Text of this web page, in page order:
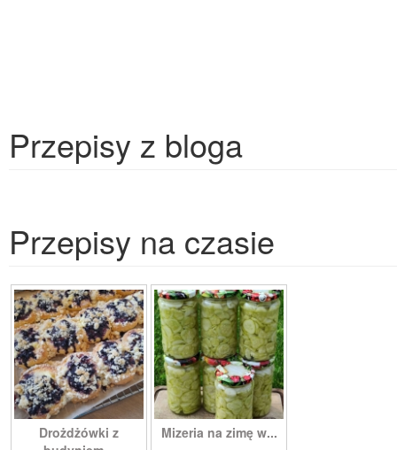
Przepisy z bloga
Przepisy na czasie
Drożdżówki z
Mizeria na zimę w...